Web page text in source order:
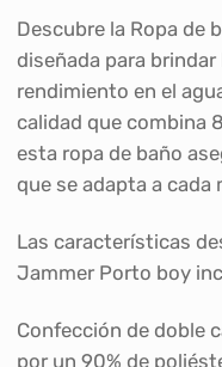
Descubre la Ropa de
diseñada para
rendimiento en el
calidad que combina
esta ropa de baño
que se adapta a cada
Las características
Jammer Porto boy
Confección de doble
por un 90% de